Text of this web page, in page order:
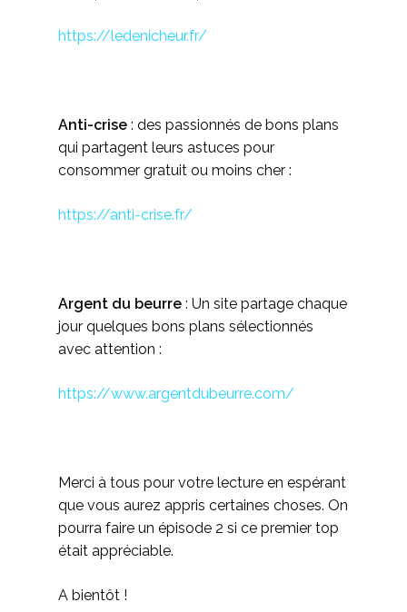
https://ledenicheur.fr/
Anti-crise : des passionnés de bons plans
qui partagent leurs astuces pour
consommer gratuit ou moins cher :
https://anti-crise.fr/
Argent du beurre : Un site partage chaque
jour quelques bons plans sélectionnés
avec attention :
https://www.argentdubeurre.com/
Merci à tous pour votre lecture en espérant
que vous aurez appris certaines choses. On
pourra faire un épisode 2 si ce premier top
était appréciable.
A bientôt !